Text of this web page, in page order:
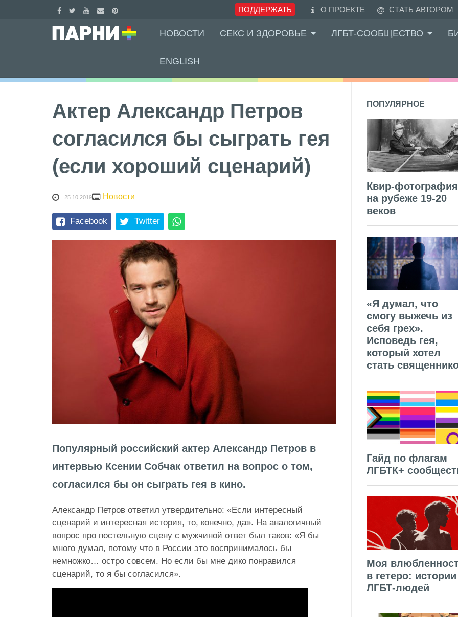
ПОДДЕРЖАТЬ О ПРОЕКТЕ СТАТЬ АВТОРОМ
НОВОСТИ СЕКС И ЗДОРОВЬЕ ЛГБТ-СООБЩЕСТВО
ENGLISH
Актер Александр Петров
согласился бы сыграть гея
(если хороший сценарий)
25.10.2019 Новости
Facebook Twitter
Популярный российский актер Александр Петров в
интервью Ксении Собчак ответил на вопрос о том,
согласился бы он сыграть гея в кино.
Александр Петров ответил утвердительно: «Если интересный
сценарий и интересная история, то, конечно, да». На аналогичный
вопрос про постельную сцену с мужчиной ответ был таков: «Я бы
много думал, потому что в России это воспринималось бы
немножко… остро совсем. Но если бы мне дико понравился
сценарий, то я бы согласился».
ПОПУЛЯРНОЕ
Квир-фотография
на рубеже 19-20
веков
«Я думал, что
смогу выжечь из
себя грех».
Исповедь гея,
который хотел
стать
Гайд по флагам
ЛГБТК+
Моя
в гетеро: истории
ЛГБТ-людей